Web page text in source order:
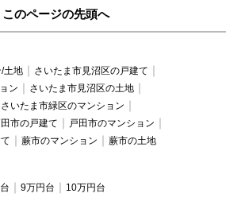
このページの先頭へ
土地
さいたま市見沼区の戸建て
ン
さいたま市見沼区の土地
さいたま市緑区のマンション
田市の戸建て
戸田市のマンション
蕨市のマンション 蕨市の土地
9万円台 10万円台